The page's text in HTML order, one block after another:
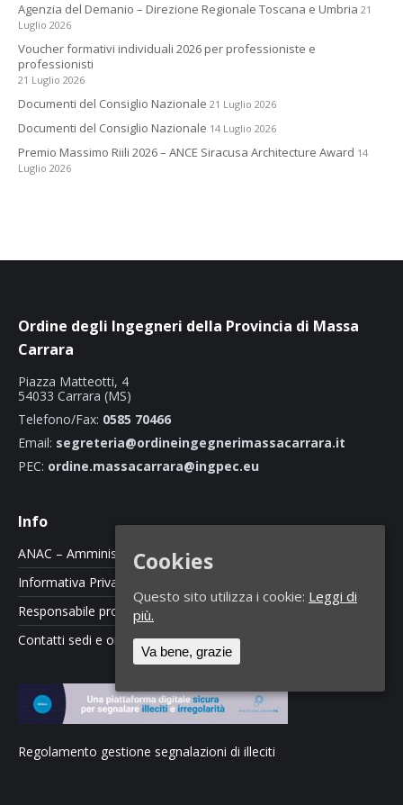
Agenzia del Demanio – Direzione Regionale Toscana e Umbria 21
Luglio 2026
Voucher formativi individuali 2026 per professioniste e
professionisti
21 Luglio 2026
Documenti del Consiglio Nazionale 21 Luglio 2026
Documenti del Consiglio Nazionale 14 Luglio 2026
Premio Massimo Riili 2026 – ANCE Siracusa Architecture Award 14
Luglio 2026
Ordine degli Ingegneri della Provincia di Massa
Carrara
Piazza Matteotti, 4
54033 Carrara (MS)
Telefono/Fax: 0585 70466
Email: segreteria@ordineingegnerimassacarrara.it
PEC: ordine.massacarrara@ingpec.eu
Info
ANAC – Amministrazione Trasparente
Informativa Privacy e Cookie Policy
Responsabile protezione dati
Contatti sedi e orari
Regolamento gestione segnalazioni di illeciti
Cookies
Questo sito utilizza i cookie: Leggi di
più.
Va bene, grazie